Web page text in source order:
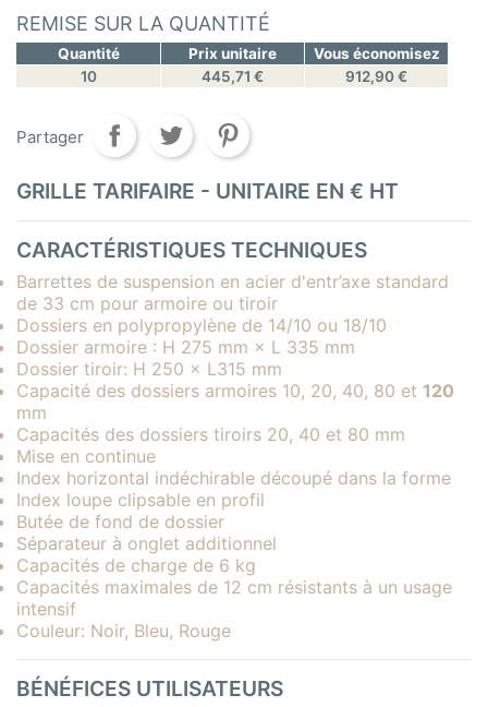
REMISE SUR LA QUANTITÉ
Quantité Prix unitaire
Vous économisez
10
445,71 € 912,90 €
Partager
GRILLE TARIFAIRE - UNITAIRE EN € HT
CARACTÉRISTIQUES TECHNIQUES
Barrettes de suspension en acier d'entr’axe standard
de 33 cm pour armoire ou tiroir
Dossiers en polypropylène de 14/10 ou 18/10
Dossier armoire : H 275 mm × L 335 mm
Dossier tiroir: H 250 × L315 mm
Capacité des dossiers armoires 10, 20, 40, 80 et 120
mm
Capacités des dossiers tiroirs 20, 40 et 80 mm
Mise en continue
Index horizontal indéchirable découpé dans la forme
Index loupe clipsable en profil
Butée de fond de dossier
Séparateur à onglet additionnel
Capacités de charge de 6 kg
Capacités maximales de 12 cm résistants à un usage
intensif
Couleur: Noir, Bleu, Rouge
BÉNÉFICES UTILISATEURS